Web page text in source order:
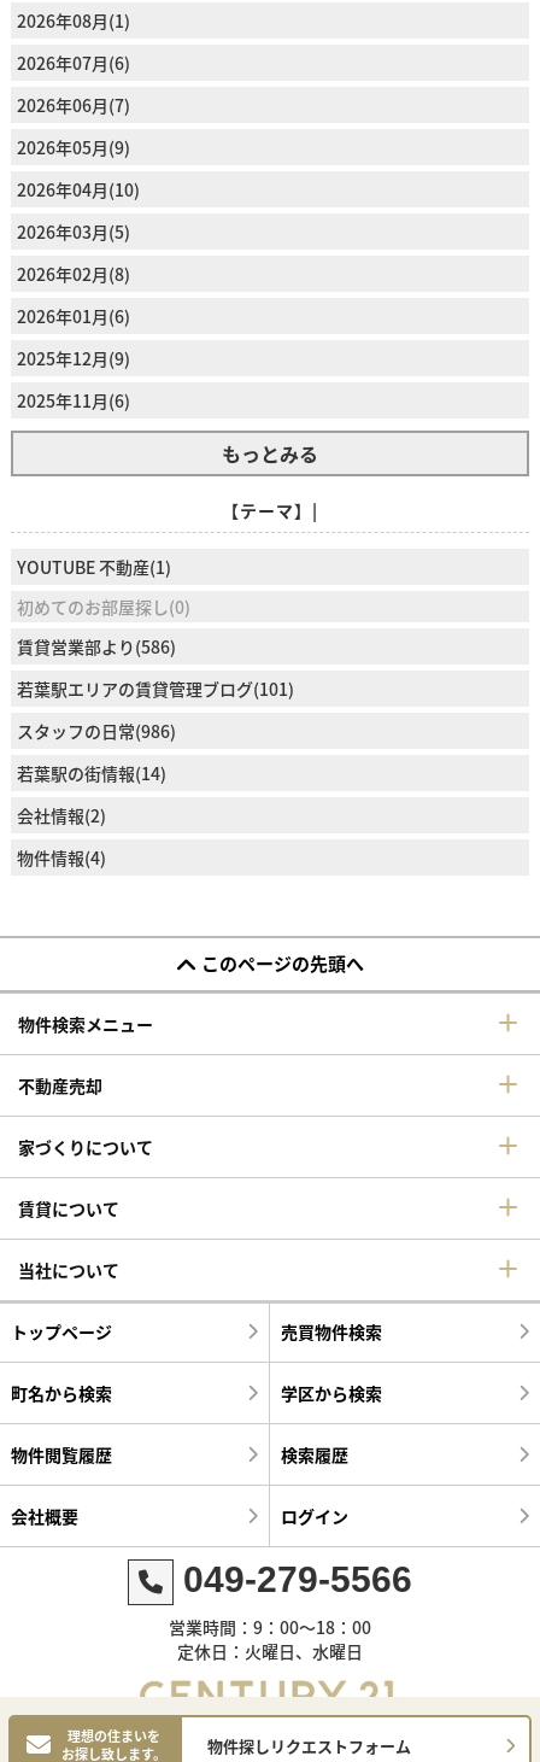
理想の住まいを
お探し致します。
物件探しリクエストフォーム
2026年08月(1)
2026年07月(6)
2026年06月(7)
2026年05月(9)
2026年04月(10)
2026年03月(5)
2026年02月(8)
2026年01月(6)
2025年12月(9)
2025年11月(6)
もっとみる
【テーマ】|
YOUTUBE 不動産(1)
初めてのお部屋探し(0)
賃貸営業部より(586)
若葉駅エリアの賃貸管理ブログ(101)
スタッフの日常(986)
若葉駅の街情報(14)
会社情報(2)
物件情報(4)
このページの先頭へ
物件検索メニュー
不動産売却
家づくりについて
賃貸について
当社について
トップページ 売買物件検索
町名から検索 学区から検索
物件閲覧履歴 検索履歴
会社概要 ログイン
049-279-5566
営業時間：9：00～18：00
定休日：火曜日、水曜日